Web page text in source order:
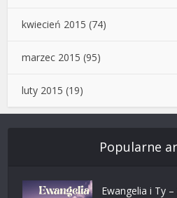
kwiecień 2015 (74)
marzec 2015 (95)
luty 2015 (19)
Popularne
Ewangelia i Ty